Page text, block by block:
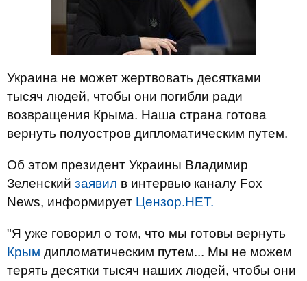
Украина не может жертвовать десятками
тысяч людей, чтобы они погибли ради
возвращения Крыма. Наша страна готова
вернуть полуостров дипломатическим путем.
Об этом президент Украины Владимир
Зеленский заявил в интервью каналу Fox
News, информирует Цензор.НЕТ.
"Я уже говорил о том, что мы готовы вернуть
Крым дипломатическим путем... Мы не можем
терять десятки тысяч наших людей, чтобы они